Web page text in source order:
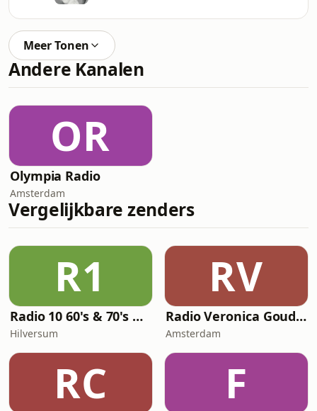
Meer Tonen
Andere Kanalen
OR
Olympia Radio
Amsterdam
Vergelijkbare zenders
R1
Radio 10 60's & 70's Hits
Hilversum
RV
Radio Veronica Goud van Oud
Amsterdam
RC F